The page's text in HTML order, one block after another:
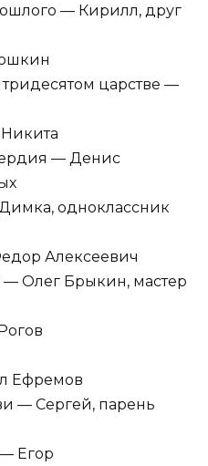
— Кирилл, друг
царстве —
— Денис
одноклассник
Алексеевич
Олег Брыкин, мастер
Ефремов
— Сергей, парень
Егор